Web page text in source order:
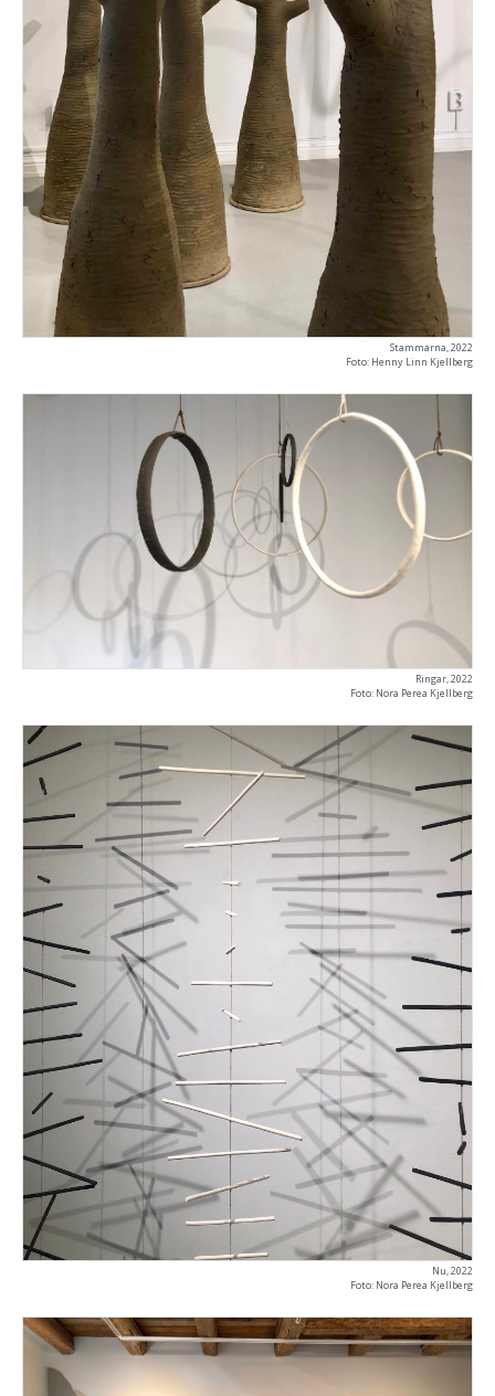
Stammarna, 2022
Foto: Henny Linn Kjellberg
Ringar, 2022
Foto: Nora Perea Kjellberg
Nu, 2022
Foto: Nora Perea Kjellberg